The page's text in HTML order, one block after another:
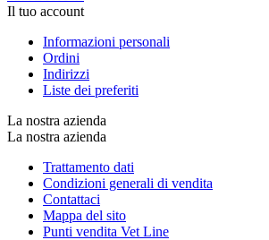
Il tuo account
Informazioni personali
Ordini
Indirizzi
Liste dei preferiti
La nostra azienda
La nostra azienda
Trattamento dati
Condizioni generali di vendita
Contattaci
Mappa del sito
Punti vendita Vet Line